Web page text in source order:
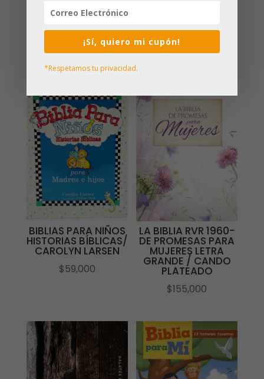
Productos relacionados
BIBLIAS PARA NIÑOS
HISTORIAS BÍBLICAS/
CAROLYN LARSEN
$59,000
LA BIBLIA RVR 1960-
DE PROMESAS PARA
MUJERES LETRA
GRANDE / CANDO
PLATEADO
$155,000
¡Sí, quiero mi cupón!
*Respetamos tu privacidad.